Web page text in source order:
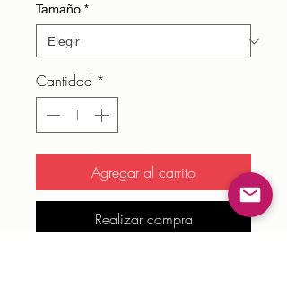
Tamaño *
Cantidad *
Agregar al carrito
Realizar compra